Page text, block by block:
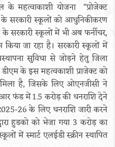
महत्वाकाशी योजना ‘‘प्रोजेक्ट
के सरकारी स्कूलों को आधुनिकीकरण
सरकारी स्कूलों में भी अब फर्नीचर,
जा रहा है। सरकारी स्कूलों में
सुविधा से जोड़ने हेतु जिला
डीएम के इस महत्वकाशी प्राजेक्ट को
है, जिसके लिए ओएनजीसी ने
फंड में 1.5 करोड़ की धनराशि देने
26 के लिए धनराशि जारी करने
हुडको को भेजा गया 3 करोड़ का
में स्मार्ट एलईडी स्क्रीन स्थापित